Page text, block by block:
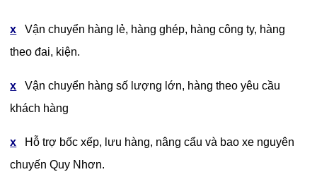
x Vận chuyển hàng lẻ, hàng ghép, hàng công ty, hàng
theo đai, kiện.
x Vận chuyển hàng số lượng lớn, hàng theo yêu cầu
khách hàng
x Hỗ trợ bốc xếp, lưu hàng, nâng cẩu và bao xe nguyên
chuyến Quy Nhơn.